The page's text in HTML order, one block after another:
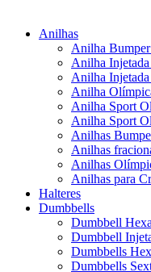
Anilhas
Anilha
Anilha
Anilha
Anilha
Anilha Sport
Anilha Sport
Anilhas
Anilhas
Anilhas
Anilhas para
Halteres
Dumbbells
Dumbbell
Dumbbell
Dumbbells
Dumbbells